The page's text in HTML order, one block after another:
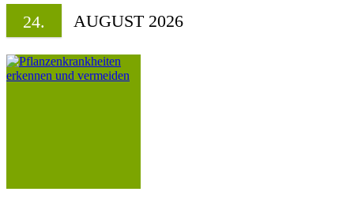
24. AUGUST 2026